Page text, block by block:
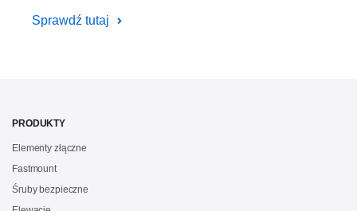
Sprawdź tutaj
PRODUKTY
Elementy złączne
Fastmount
Śruby bezpieczne